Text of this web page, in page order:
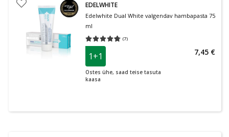
EDELWHITE
Edelwhite Dual White valgendav hambapasta 75
ml
(7)
Keskmine hinnang 4.71
1+1
Ostes ühe, saad teise tasuta
kaasa
7,45 €